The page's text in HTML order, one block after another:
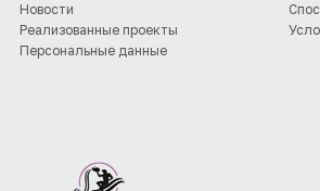
Новости
Реализованные проекты
Персональные данные